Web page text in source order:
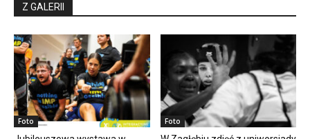
Z GALERII
Foto Foto